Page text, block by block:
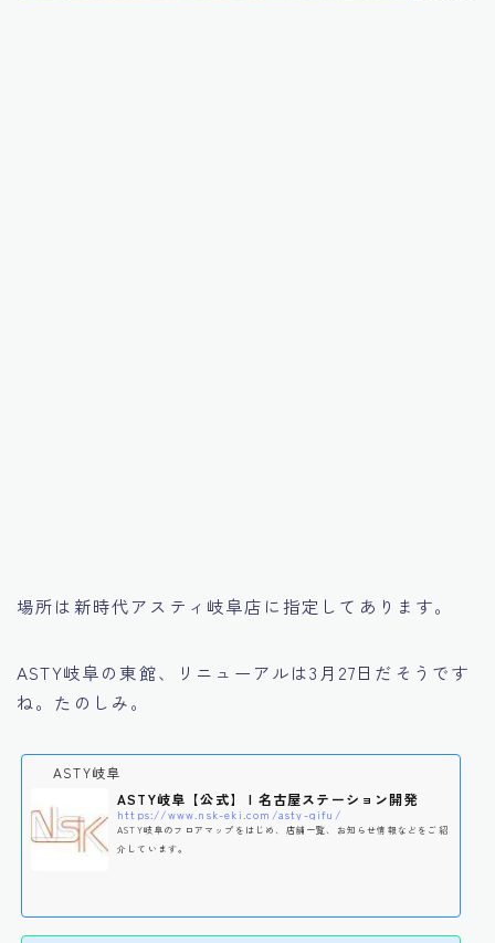
場所は新時代アスティ岐阜店に指定してあります。
ASTY岐阜の東館、リニューアルは3月27日だそうです
ね。たのしみ。
ASTY岐阜
ASTY岐阜【公式】 | 名古屋ステーション開発
https://www.nsk-eki.com/asty-gifu/
ASTY岐阜のフロアマップをはじめ、店舗一覧、お知らせ情報などをご紹
介しています。